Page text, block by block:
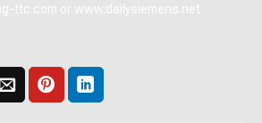
ttc.com or www.dailysiemens.net